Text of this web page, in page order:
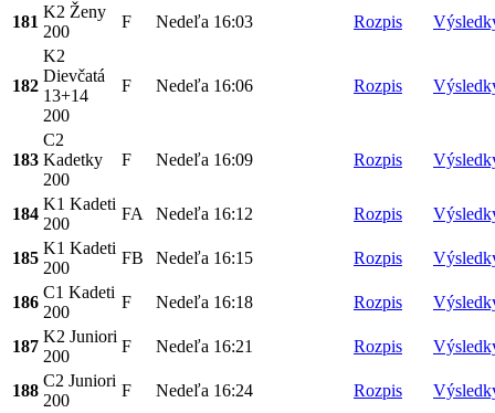
181
K2 Ženy
200
F Nedeľa 16:03 Rozpis
182
K2
Dievčatá
13+14
200
F Nedeľa 16:06 Rozpis
183
C2
Kadetky
200
F Nedeľa 16:09 Rozpis
184
K1 Kadeti
200
FA Nedeľa 16:12 Rozpis
185
K1 Kadeti
200
FB Nedeľa 16:15 Rozpis
186
C1 Kadeti
200
F Nedeľa 16:18 Rozpis
187
K2 Juniori
200
F Nedeľa 16:21 Rozpis
188
C2 Juniori
200
F Nedeľa 16:24 Rozpis